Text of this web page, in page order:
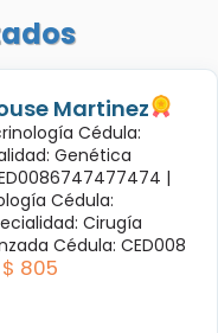
Martinez
Cédula:
Genética
|
Cédula:
Cirugía
Cédula: CED008
$ 805